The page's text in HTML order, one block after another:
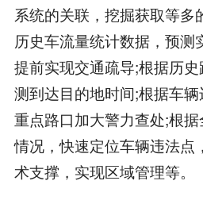
系统的关联，挖掘获取等多
历史车流量统计数据，预测
提前实现交通疏导;根据历
测到达目的地时间;根据车
重点路口加大警力查处;根
情况，快速定位车辆违法点
术支撑，实现区域管理等。